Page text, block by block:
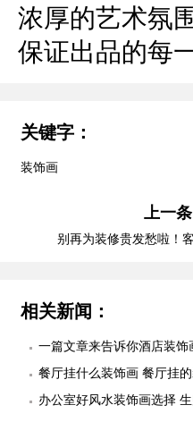
浓厚的艺术氛
保证出品的每
关键字：
装饰画
上一条
别再为装修贵发愁啦！
相关新闻：
一篇文章来告诉你酒店装饰
餐厅挂什么装饰画 餐厅挂
办公室好风水装饰画选择